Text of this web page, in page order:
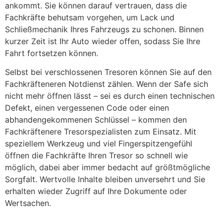
ankommt. Sie können darauf vertrauen, dass die
Fachkräfte behutsam vorgehen, um Lack und
Schließmechanik Ihres Fahrzeugs zu schonen. Binnen
kurzer Zeit ist Ihr Auto wieder offen, sodass Sie Ihre
Fahrt fortsetzen können.
Selbst bei verschlossenen Tresoren können Sie auf den
Fachkräfteneren Notdienst zählen. Wenn der Safe sich
nicht mehr öffnen lässt – sei es durch einen technischen
Defekt, einen vergessenen Code oder einen
abhandengekommenen Schlüssel – kommen den
Fachkräftenere Tresorspezialisten zum Einsatz. Mit
speziellem Werkzeug und viel Fingerspitzengefühl
öffnen die Fachkräfte Ihren Tresor so schnell wie
möglich, dabei aber immer bedacht auf größtmögliche
Sorgfalt. Wertvolle Inhalte bleiben unversehrt und Sie
erhalten wieder Zugriff auf Ihre Dokumente oder
Wertsachen.